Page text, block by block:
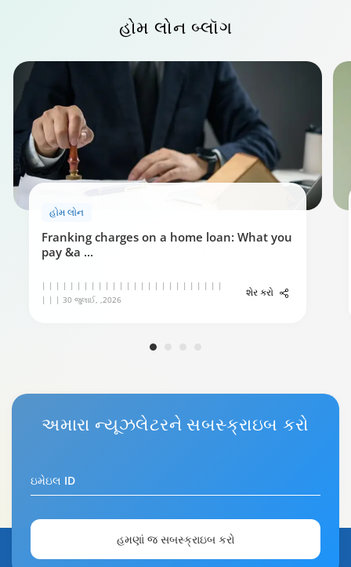
હોમ લોન બ્લૉગ
હોમ લોન
Franking charges on a home loan: What you
pay &a ...
| | | | | | | | | | | | | | | | | | | | | | | | | |
| | | 30 જુલાઈ, ,2026
શેર કરો
અમારા ન્યૂઝલેટરને સબસ્ક્રાઇબ કરો
ઇમેઇલ ID
હમણાં જ સબસ્ક્રાઇબ કરો